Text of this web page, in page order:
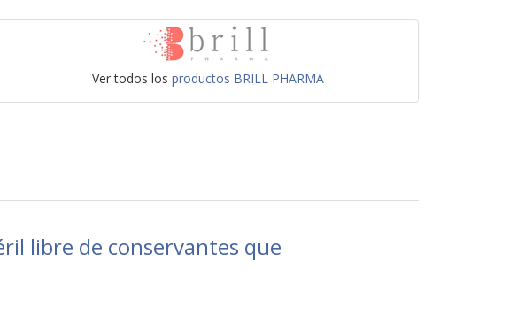
Ver todos los productos BRILL PHARMA
libre de conservantes que